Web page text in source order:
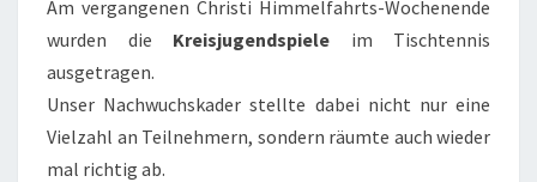
Am vergangenen Christi Himmelfahrts-Wochenende
wurden die Kreisjugendspiele im Tischtennis
ausgetragen.
Unser Nachwuchskader stellte dabei nicht nur eine
Vielzahl an Teilnehmern, sondern räumte auch wieder
mal richtig ab.